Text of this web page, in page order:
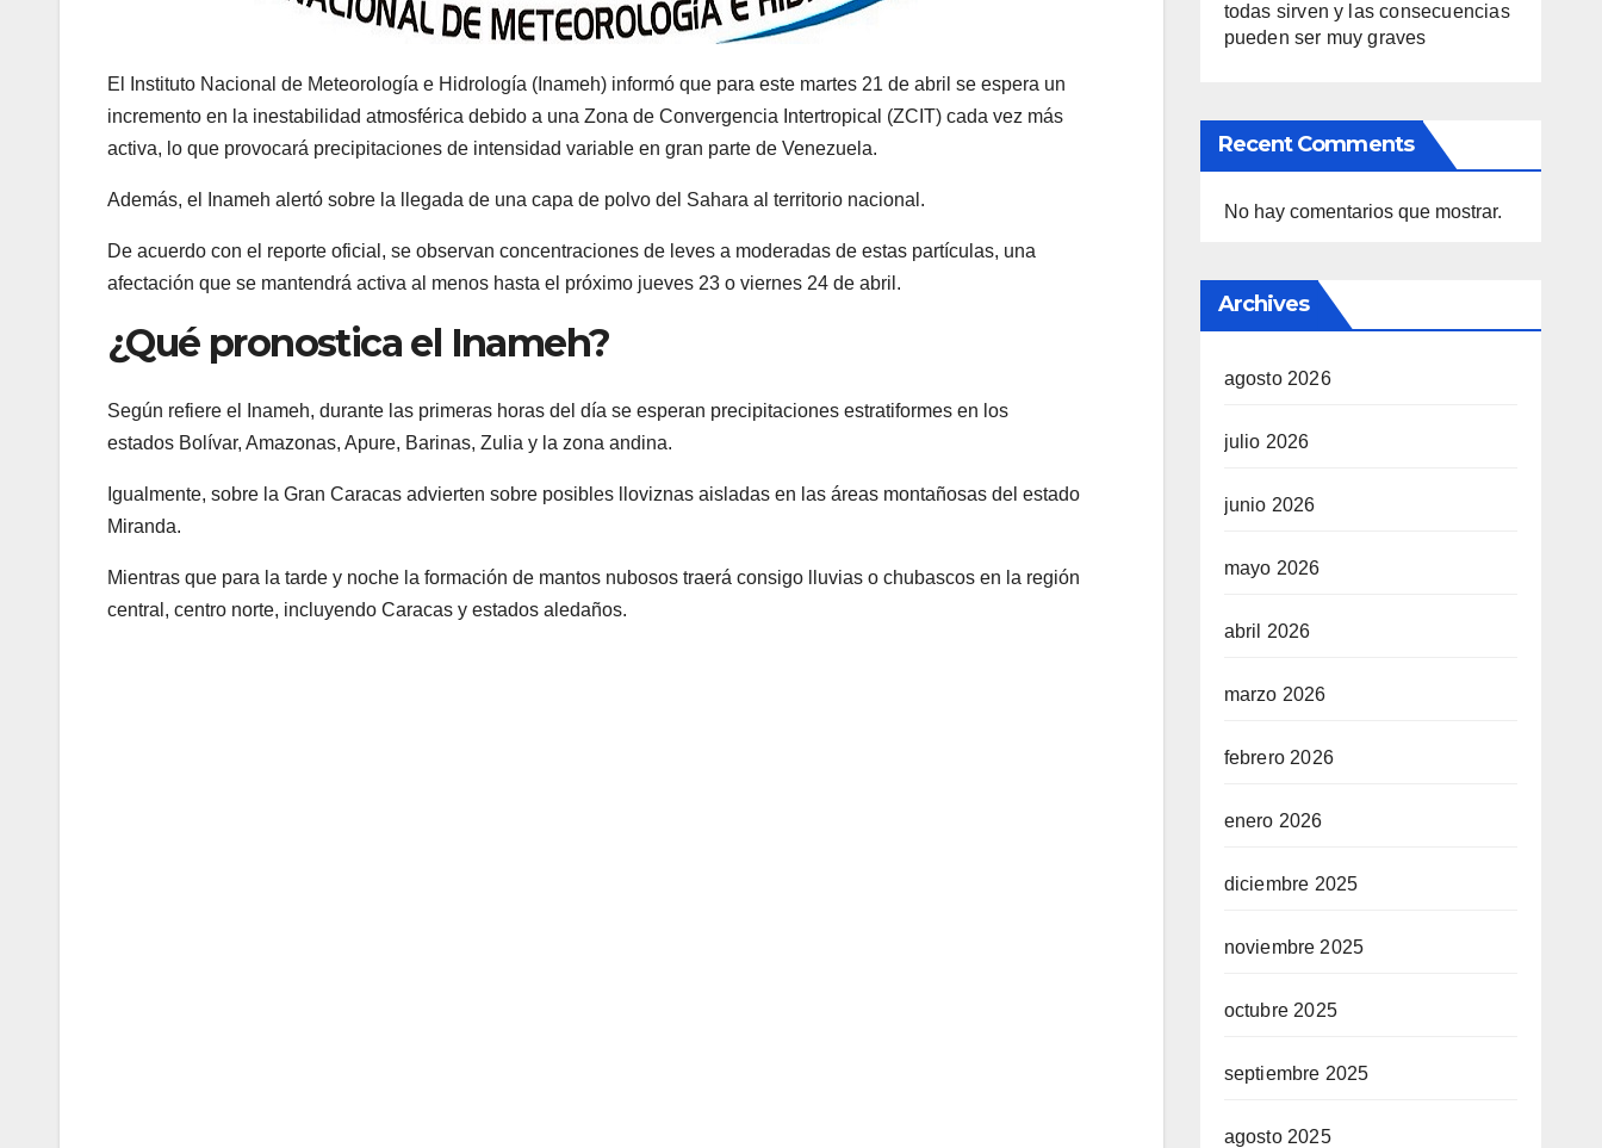
El Instituto Nacional de Meteorología e Hidrología (Inameh) informó que para este martes 21 de abril se espera un
incremento en la inestabilidad atmosférica debido a una Zona de Convergencia Intertropical (ZCIT) cada vez más
activa, lo que provocará precipitaciones de intensidad variable en gran parte de Venezuela.
Además, el Inameh alertó sobre la llegada de una capa de polvo del Sahara al territorio nacional.
De acuerdo con el reporte oficial, se observan concentraciones de leves a moderadas de estas partículas, una
afectación que se mantendrá activa al menos hasta el próximo jueves 23 o viernes 24 de abril.
¿Qué pronostica el Inameh?
Según refiere el Inameh, durante las primeras horas del día se esperan precipitaciones estratiformes en los
estados Bolívar, Amazonas, Apure, Barinas, Zulia y la zona andina.
Igualmente, sobre la Gran Caracas advierten sobre posibles lloviznas aisladas en las áreas montañosas del estado
Miranda.
Mientras que para la tarde y noche la formación de mantos nubosos traerá consigo lluvias o chubascos en la región
central, centro norte, incluyendo Caracas y estados aledaños.
todas sirven y las consecuencias
pueden ser muy graves
Recent Comments
No hay comentarios que mostrar.
Archives
agosto 2026
julio 2026
junio 2026
mayo 2026
abril 2026
marzo 2026
febrero 2026
enero 2026
diciembre 2025
noviembre 2025
octubre 2025
septiembre 2025
agosto 2025